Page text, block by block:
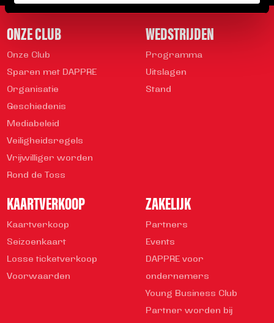
ONZE CLUB
Onze Club
Sparen met DAPPRE
Organisatie
Geschiedenis
Mediabeleid
Veiligheidsregels
Vrijwilliger worden
Rond de Toss
WEDSTRIJDEN
Programma
Uitslagen
Stand
KAARTVERKOOP
Kaartverkoop
Seizoenkaart
Losse ticketverkoop
Voorwaarden
ZAKELIJK
Partners
Events
DAPPRE voor
ondernemers
Young Business Club
Partner worden bij